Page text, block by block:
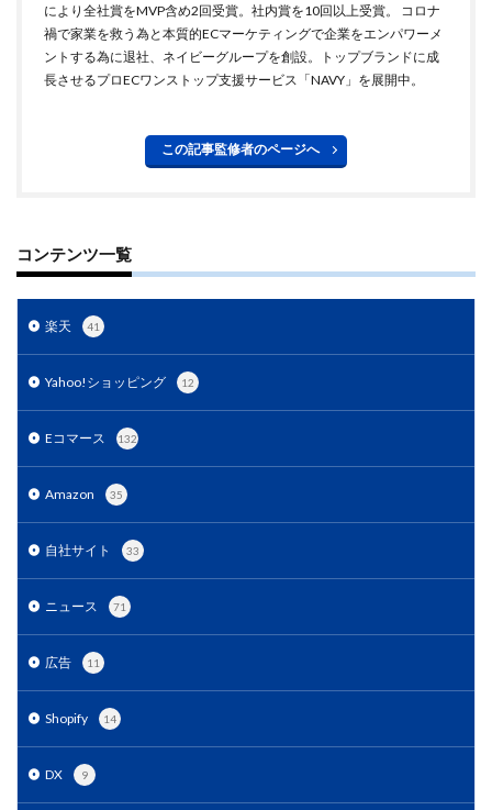
により全社賞をMVP含め2回受賞。社内賞を10回以上受賞。 コロナ
禍で家業を救う為と本質的ECマーケティングで企業をエンパワーメ
ントする為に退社、ネイビーグループを創設。トップブランドに成
長させるプロECワンストップ支援サービス「NAVY」を展開中。
この記事監修者のページへ
コンテンツ一覧
楽天 41
Yahoo!ショッピング 12
Eコマース 132
Amazon 35
自社サイト 33
ニュース 71
広告 11
Shopify 14
DX 9